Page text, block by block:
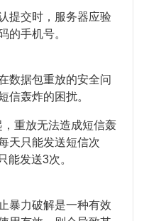
提交时，服务器应验
的手机号。
数据包重放的安全问
信轰炸的困扰。
重放无法造成短信轰
天只能发送短信次
能发送3次。
暴力破解是一种有效